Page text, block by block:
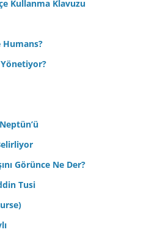
Kullanma Klavuzu
Humans?
Görünce Ne Der?
Tusi